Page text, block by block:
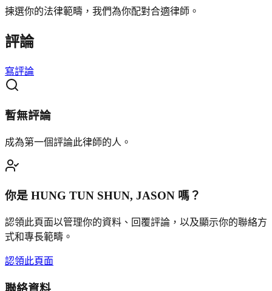
揀選你的法律範疇，我們為你配對合適律師。
評論
寫評論
暫無評論
成為第一個評論此律師的人。
你是 HUNG TUN SHUN, JASON 嗎？
認領此頁面以管理你的資料、回覆評論，以及顯示你的聯絡方
式和專長範疇。
認領此頁面
聯絡資料